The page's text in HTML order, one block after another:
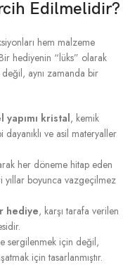
Edilmelidir?
hem malzeme
hediyenin “lüks” olarak
değil, aynı zamanda bir
yapımı kristal, kemik
ve asil materyaller
her döneme hitap eden
yıllar boyunca vazgeçilmez
hediye, karşı tarafa verilen
sergilenmek için değil,
için tasarlanmıştır.